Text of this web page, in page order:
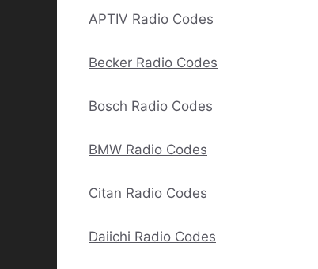
APTIV Radio Codes
Becker Radio Codes
Bosch Radio Codes
BMW Radio Codes
Citan Radio Codes
Daiichi Radio Codes